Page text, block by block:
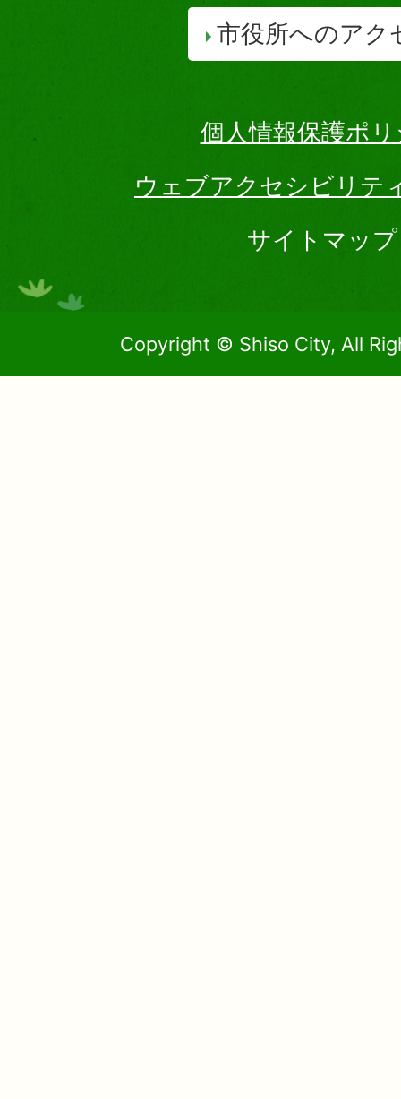
市役所へのアク
個人情報保護ポ
ウェブアクセシビリテ
サイトマップ
Copyright © Shiso City, All